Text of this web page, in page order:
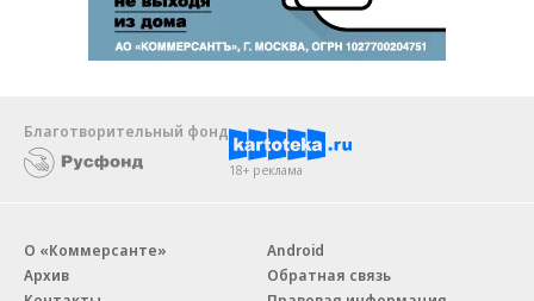
Благотворительный фонд
18+ реклама
О «Коммерсанте»
Архив
Android
Обратная связь